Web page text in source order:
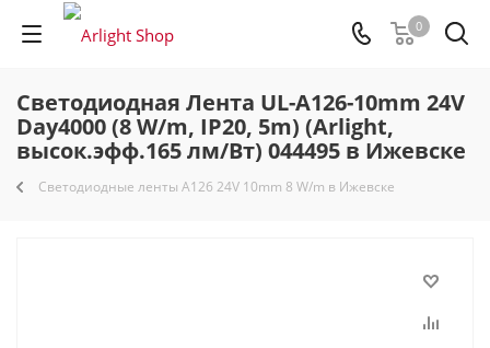
0
Светодиодная Лента UL-A126-10mm 24V
Day4000 (8 W/m, IP20, 5m) (Arlight,
высок.эфф.165 лм/Вт) 044495 в Ижевске
Светодиодные ленты A126 24V 10mm 8 W/m в Ижевске